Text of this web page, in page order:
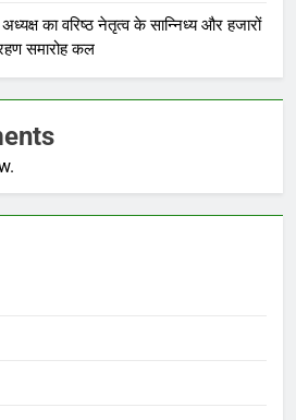
का वरिष्ठ नेतृत्व के सान्निध्य और हजारों
समारोह कल